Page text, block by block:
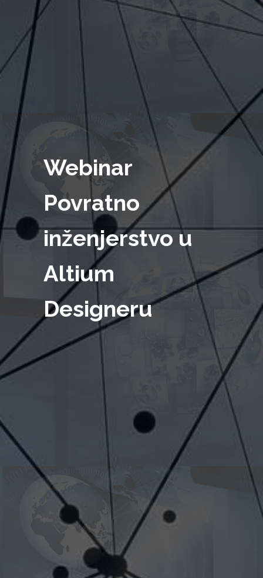
Webinar
Povratno
inženjerstvo u
Altium
Designeru